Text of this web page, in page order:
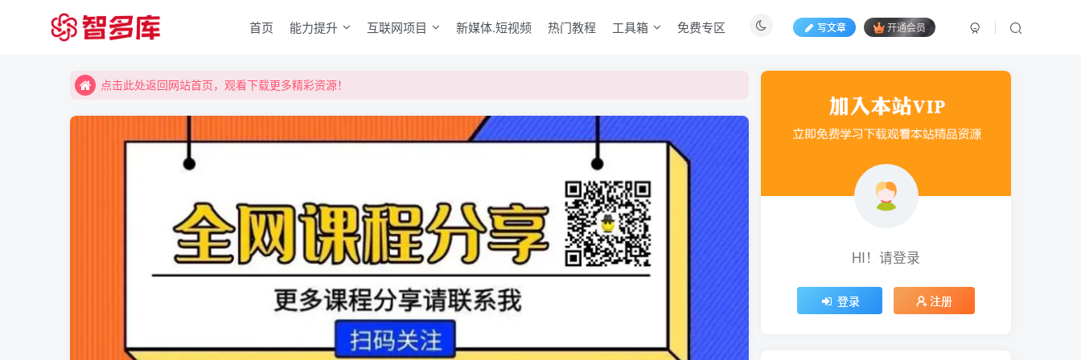
写文章 开通会员
首页 能力提升 互联网项目 新媒体.短视频 热门教程 工具箱 免费专区
点击此处返回网站首页，观看下载更多精彩资源！
点击此处返回网站首页，观看下载更多精彩资源！
HI！请登录
登录 注册